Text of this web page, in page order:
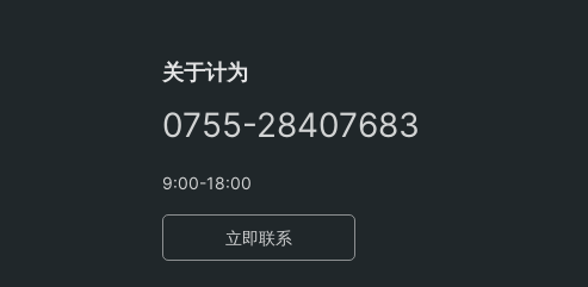
关于计为
0755-28407683
9:00-18:00
立即联系